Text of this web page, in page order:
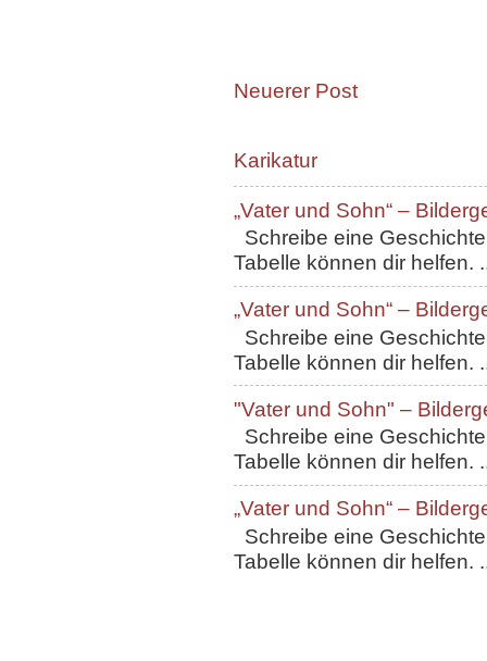
Neuerer Post
Karikatur
„Vater und Sohn“ –
Schreibe eine
Tabelle können dir helfen.
„Vater und Sohn“ –
Schreibe eine
Tabelle können dir helfen.
"Vater und Sohn" –
Schreibe eine
Tabelle können dir helfen.
„Vater und Sohn“ –
Schreibe eine
Tabelle können dir helfen.